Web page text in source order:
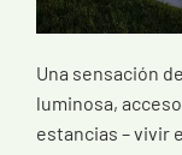
Una sensación
luminosa,
estancias – vivir